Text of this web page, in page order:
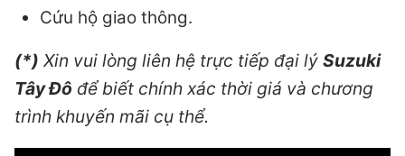
Cứu hộ giao thông.
(*) Xin vui lòng liên hệ trực tiếp đại lý Suzuki
Tây Đô để biết chính xác thời giá và chương
trình khuyến mãi cụ thể.